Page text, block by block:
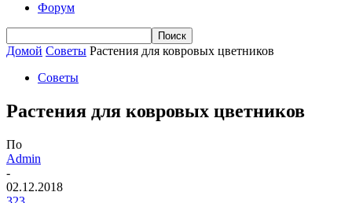
Форум
Домой Советы Растения для ковровых цветников
Советы
Растения для ковровых цветников
По
Admin
-
02.12.2018